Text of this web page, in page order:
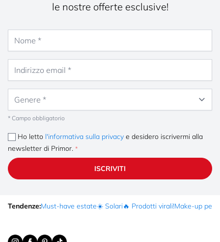
le nostre offerte esclusive!
* Campo obbligatorio
Ho letto l'informativa sulla privacy e desidero iscrivermi alla
newsletter di Primor.
ISCRIVITI
Tendenze:Must-have estate☀️ Solari🔥 Prodotti virali!Make-up per